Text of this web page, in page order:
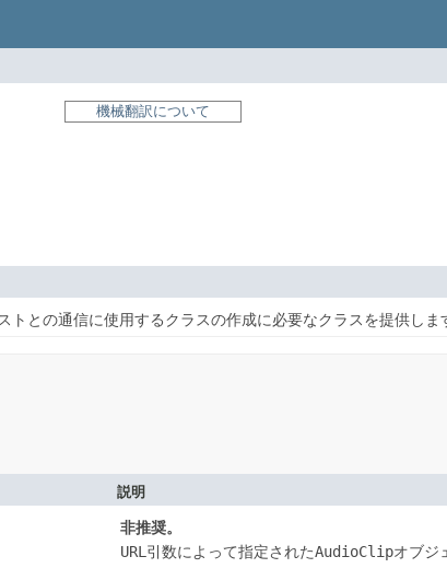
機械翻訳について
との通信に使用するクラスの作成に必要なクラスを提供しま
説明
非推奨。
URL 引数によって指定されたAudioClipオブジ